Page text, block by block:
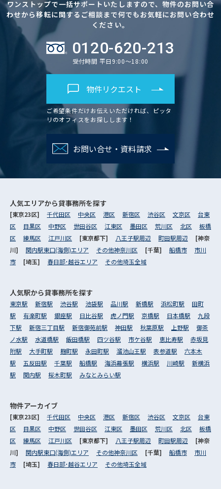
ワンストップで一括サポートいたしますので、物件のお問い合
わせから移転に関するご相談まで何でもお気軽にお問い合わせ
ください。
0120-620-213
受付時間 平日9:00～18:00
物件リクエスト
ご希望条件だけお伝えいただければ、ピッタ
リのオフィスをお探しします！
お問い合せ・資料請求
人気エリアから貸事務所を探す
[東京23区] 千代田区 中央区 港区 新宿区 渋谷区 文京区
台東
区
目黒区 中野区 世田谷区 江東区 墨田区 荒川区 北区
板橋
区
練馬区 江戸川区 [東京都下] 八王子駅周辺 町田駅周辺
[神奈
川] 関内駅東口(海側)エリア その他神奈川区 [千葉] 船橋市
市川
市
[埼玉] 春日部･越谷エリア その他埼玉全域
人気駅から貸事務所を探す
東京駅 新宿駅 渋谷駅 池袋駅 品川駅 新橋駅 浜松町駅
田町
駅
有楽町駅 銀座駅 日比谷駅 虎ノ門駅 京橋駅 日本橋駅
九段
下駅
新宿三丁目駅 新宿御苑前駅 神田駅 秋葉原駅 上野駅
御茶
ノ水駅
水道橋駅 飯田橋駅 四ツ谷駅 市ケ谷駅 恵比寿駅
赤坂見
附駅
大手町駅 麹町駅 永田町駅 溜池山王駅 表参道駅
六本木
駅
五反田駅 千葉駅 船橋駅 海浜幕張駅 横浜駅 川崎駅
新横浜
駅
関内駅 桜木町駅 みなとみらい駅
物件アーカイブ
[東京23区] 千代田区 中央区 港区 新宿区 渋谷区 文京区
台東
区
目黒区 中野区 世田谷区 江東区 墨田区 荒川区 北区
板橋
区
練馬区 江戸川区 [東京都下] 八王子駅周辺 町田駅周辺
[神奈
川] 関内駅東口(海側)エリア その他神奈川区 [千葉] 船橋市
市川
市
[埼玉] 春日部･越谷エリア その他埼玉全域